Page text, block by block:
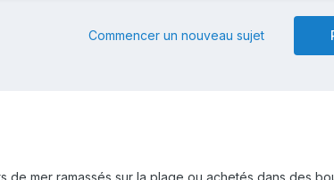
Commencer un nouveau sujet